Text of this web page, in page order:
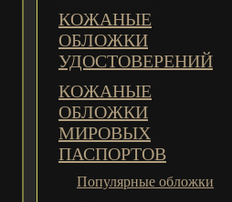
КОЖАНЫЕ
ОБЛОЖКИ
УДОСТОВЕРЕНИЙ
КОЖАНЫЕ
ОБЛОЖКИ
МИРОВЫХ
ПАСПОРТОВ
Популярные обложки